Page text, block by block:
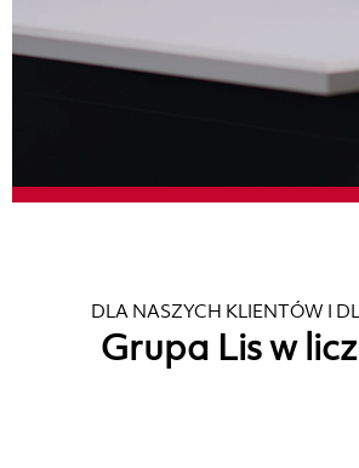
DLA NASZYCH KLIENTÓW I
Grupa Lis w